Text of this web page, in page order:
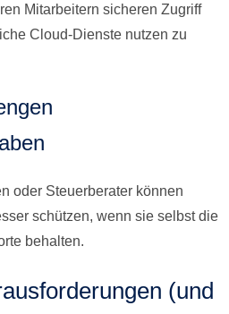
Mitarbeitern sicheren Zugriff
Cloud-Dienste nutzen zu
oder Steuerberater können
schützen, wenn sie selbst die
behalten.
(und